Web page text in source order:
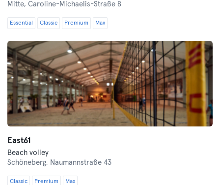
Mitte, Caroline-Michaelis-Straße 8
Essential Classic Premium Max
East61
Beach volley
Schöneberg, Naumannstraße 43
Classic Premium Max